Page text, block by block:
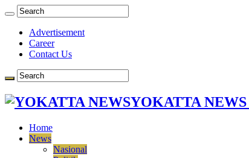
Advertisement
Career
Contact Us
YOKATTA
Home
News
Nasional